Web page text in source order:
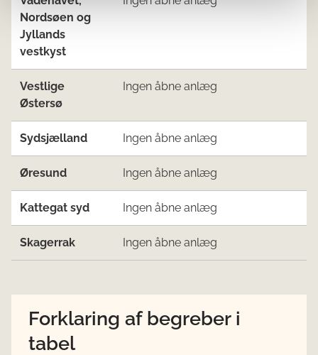
Nordsøen og
Jyllands
vestkyst
Vestlige
Østersø
Ingen åbne anlæg
Sydsjælland Ingen åbne anlæg
Øresund Ingen åbne anlæg
Kattegat syd Ingen åbne anlæg
Skagerrak Ingen åbne anlæg
Forklaring af begreber i
tabel